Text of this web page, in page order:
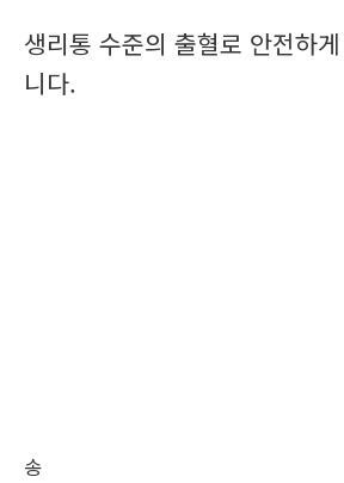
생리통 수준의 출혈로 안전하
니다.
송